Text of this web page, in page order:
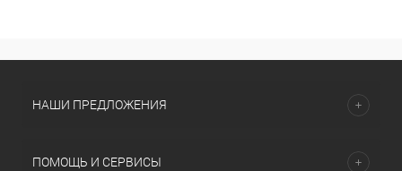
НАШИ ПРЕДЛОЖЕНИЯ
ПОМОЩЬ И СЕРВИСЫ